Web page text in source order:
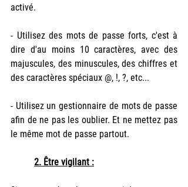
activé.
- Utilisez des mots de passe forts, c'est à
dire d'au moins 10 caractères, avec des
majuscules, des minuscules, des chiffres et
des caractères spéciaux @, !, ?, etc...
- Utilisez un gestionnaire de mots de passe
afin de ne pas les oublier. Et ne mettez pas
le même mot de passe partout.
2. Être vigilant :